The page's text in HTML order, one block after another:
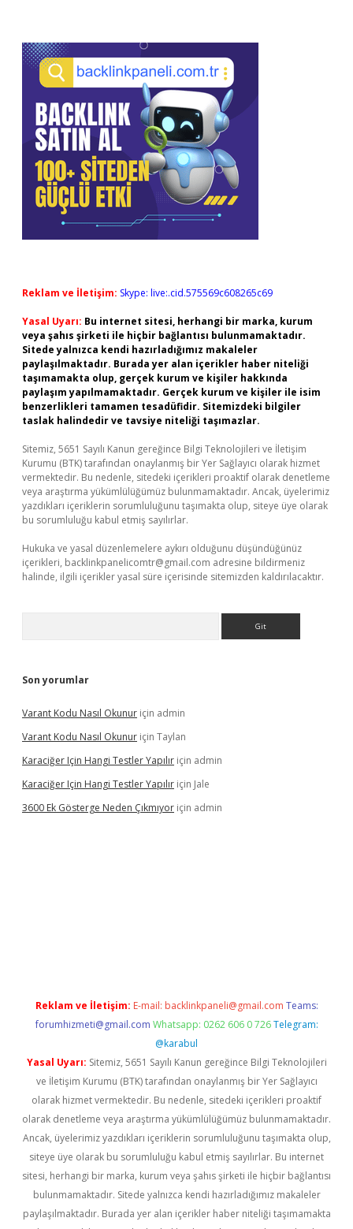
Reklam ve İletişim: Skype: live:.cid.575569c608265c69
Yasal Uyarı: Bu internet sitesi, herhangi bir marka, kurum
veya şahıs şirketi ile hiçbir bağlantısı bulunmamaktadır.
Sitede yalnızca kendi hazırladığımız makaleler
paylaşılmaktadır. Burada yer alan içerikler haber niteliği
taşımamakta olup, gerçek kurum ve kişiler hakkında
paylaşım yapılmamaktadır. Gerçek kurum ve kişiler ile isim
benzerlikleri tamamen tesadüfidir. Sitemizdeki bilgiler
taslak halindedir ve tavsiye niteliği taşımazlar.
Sitemiz, 5651 Sayılı Kanun gereğince Bilgi Teknolojileri ve İletişim
Kurumu (BTK) tarafından onaylanmış bir Yer Sağlayıcı olarak hizmet
vermektedir. Bu nedenle, sitedeki içerikleri proaktif olarak denetleme
veya araştırma yükümlülüğümüz bulunmamaktadır. Ancak, üyelerimiz
yazdıkları içeriklerin sorumluluğunu taşımakta olup, siteye üye olarak
bu sorumluluğu kabul etmiş sayılırlar.
Hukuka ve yasal düzenlemelere aykırı olduğunu düşündüğünüz
içerikleri, backlinkpanelicomtr@gmail.com adresine bildirmeniz
halinde, ilgili içerikler yasal süre içerisinde sitemizden kaldırılacaktır.
Son yorumlar
Varant Kodu Nasıl Okunur için admin
Varant Kodu Nasıl Okunur için Taylan
Karaciğer Için Hangi Testler Yapılır için admin
Karaciğer Için Hangi Testler Yapılır için Jale
3600 Ek Gösterge Neden Çıkmıyor için admin
Reklam ve İletişim: E-mail: backlinkpaneli@gmail.com Teams:
forumhizmeti@gmail.com Whatsapp: 0262 606 0 726 Telegram:
@karabul
Yasal Uyarı: Sitemiz, 5651 Sayılı Kanun gereğince Bilgi Teknolojileri
ve İletişim Kurumu (BTK) tarafından onaylanmış bir Yer Sağlayıcı
olarak hizmet vermektedir. Bu nedenle, sitedeki içerikleri proaktif
olarak denetleme veya araştırma yükümlülüğümüz bulunmamaktadır.
Ancak, üyelerimiz yazdıkları içeriklerin sorumluluğunu taşımakta olup,
siteye üye olarak bu sorumluluğu kabul etmiş sayılırlar. Bu internet
sitesi, herhangi bir marka, kurum veya şahıs şirketi ile hiçbir bağlantısı
bulunmamaktadır. Sitede yalnızca kendi hazırladığımız makaleler
paylaşılmaktadır. Burada yer alan içerikler haber niteliği taşımamakta